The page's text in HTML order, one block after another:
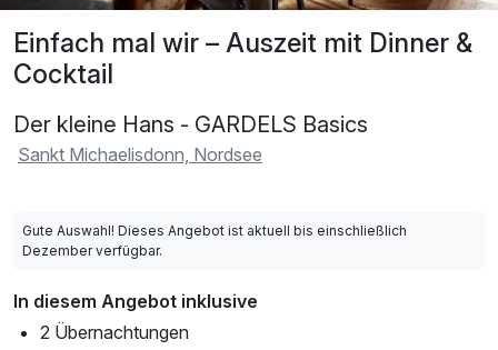
Einfach mal wir – Auszeit mit Dinner &
Cocktail
Der kleine Hans - GARDELS Basics
Sankt Michaelisdonn, Nordsee
Gute Auswahl! Dieses Angebot ist aktuell bis einschließlich
Dezember verfügbar.
In diesem Angebot inklusive
2 Übernachtungen